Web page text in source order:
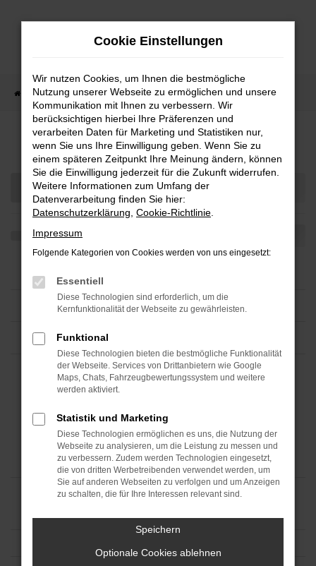
Zum
Startseite Teilen
Fahrzeug-Showroom
Cookie Einstellungen
Wir nutzen Cookies, um Ihnen die bestmögliche
Nutzung unserer Webseite zu ermöglichen und unsere
Kommunikation mit Ihnen zu verbessern. Wir
berücksichtigen hierbei Ihre Präferenzen und
verarbeiten Daten für Marketing und Statistiken nur,
wenn Sie uns Ihre Einwilligung geben. Wenn Sie zu
einem späteren Zeitpunkt Ihre Meinung ändern, können
Sie die Einwilligung jederzeit für die Zukunft widerrufen.
Weitere Informationen zum Umfang der
Datenverarbeitung finden Sie hier:
Datenschutzerklärung Cookie-Richtlinie
Impressum
Folgende Kategorien von Cookies werden von uns eingesetzt:
Essentiell
Diese Technologien sind erforderlich, um die
Kernfunktionalität der Webseite zu gewährleisten.
Funktional
Diese Technologien bieten die bestmögliche Funktionalität
der Webseite. Services von Drittanbietern wie Google
Maps, Chats, Fahrzeugbewertungssystem und weitere
werden aktiviert.
Statistik und Marketing
Diese Technologien ermöglichen es uns, die Nutzung der
Webseite zu analysieren, um die Leistung zu messen und
zu verbessern. Zudem werden Technologien eingesetzt,
die von dritten Werbetreibenden verwendet werden, um
Sie auf anderen Webseiten zu verfolgen und um Anzeigen
zu schalten, die für Ihre Interessen relevant sind.
Speichern
Optionale Cookies ablehnen